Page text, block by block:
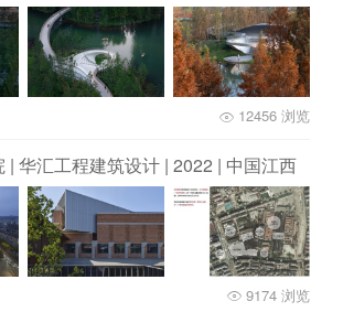
12456 浏览
| 华汇工程建筑设计 | 2022 | 中国江西
9174 浏览